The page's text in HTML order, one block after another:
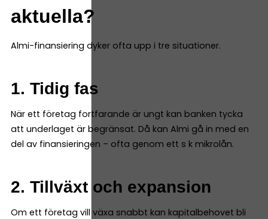
aktuella?
Almi-finansiering dyker ofta upp i tre situationer.
1. Tidig fas
När ett företag fortfarande är ungt kan banken tycka
att underlaget är begränsat. Då kan Almi gå in med en
del av finansieringen – ofta genom ett s k mikrolån.
2. Tillväxt och expansion
Om ett företag vill växa snabbt kan kapitalbehovet bli